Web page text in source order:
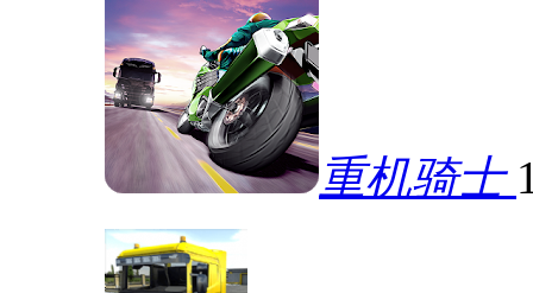
重机骑士